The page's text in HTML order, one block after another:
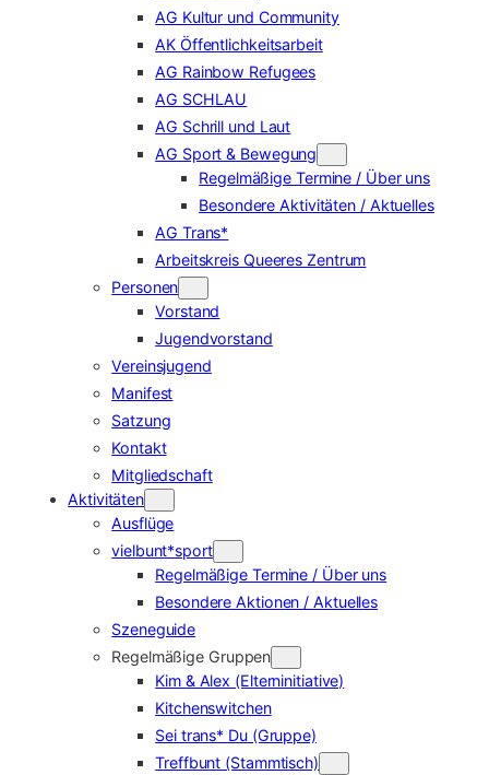
AG Kultur und Community
AK Öffentlichkeitsarbeit
AG Rainbow Refugees
AG SCHLAU
AG Schrill und Laut
AG Sport & Bewegung
Regelmäßige Termine / Über uns
Besondere Aktivitäten / Aktuelles
AG Trans*
Arbeitskreis Queeres Zentrum
Personen
Vorstand
Jugendvorstand
Vereinsjugend
Manifest
Satzung
Kontakt
Mitgliedschaft
Aktivitäten
Ausflüge
vielbunt*sport
Regelmäßige Termine / Über uns
Besondere Aktionen / Aktuelles
Szeneguide
Regelmäßige Gruppen
Kim & Alex (Elterninitiative)
Kitchenswitchen
Sei trans* Du (Gruppe)
Treffbunt (Stammtisch)